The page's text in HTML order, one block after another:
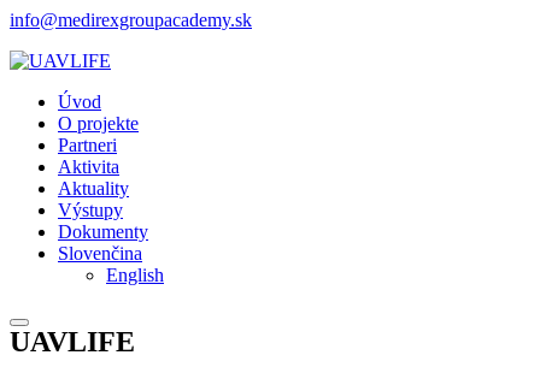
info@medirexgroupacademy.sk
Úvod
O projekte
Partneri
Aktivita
Aktuality
Výstupy
Dokumenty
Slovenčina
English
UAVLIFE